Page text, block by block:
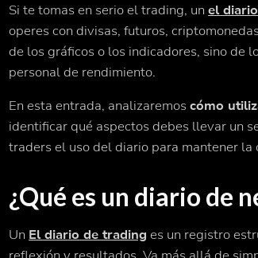
Si te tomas en serio el trading, unel
operes con divisas, futuros,
de los gráficos o los indicadores, sino de
personal de rendimiento.
En esta entrada, analizaremoscómo
identificar qué aspectos debes llevar un
traders el uso del diario para mantener
¿Qué es un diario de
Un El diario de trading es un registro